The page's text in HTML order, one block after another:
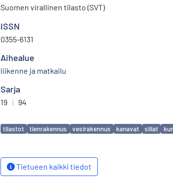
Suomen virallinen tilasto (SVT)
ISSN
0355-6131
Aihealue
liikenne ja matkailu
Sarja
19 | 94
Avainsanat
tilastot tienrakennus vesirakennus kanavat sillat
Tietueen kaikki tiedot